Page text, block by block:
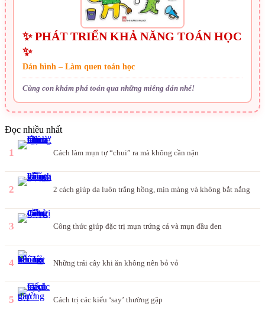
✨ PHÁT TRIỂN KHẢ NĂNG TOÁN HỌC
✨
Dán hình – Làm quen toán học
Cùng con khám phá toán qua những miếng dán nhé!
Đọc nhiều nhất
1 Cách làm mụn tự “chui” ra mà không cần nặn
2 2 cách giúp da luôn trắng hồng, mịn màng và không bắt nắng
3 Công thức giúp đặc trị mụn trứng cá và mụn đầu đen
4 Những trái cây khi ăn không nên bỏ vỏ
5 Cách trị các kiểu ‘say’ thường gặp